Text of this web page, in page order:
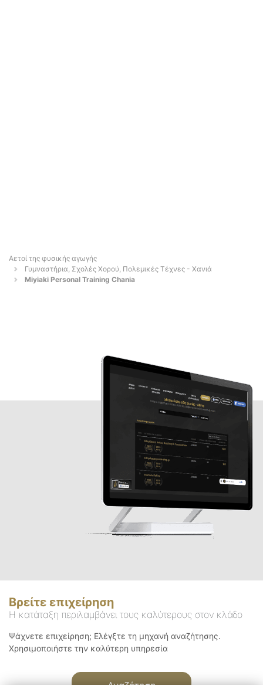
Αετοί της φυσικής αγωγής
Γυμναστήρια, Σχολές Χορού, Πολεμικές Τέχνες - Χανιά
Miyiaki Personal Training Chania
Βρείτε επιχείρηση
Η κατάταξη περιλαμβάνει τους καλύτερους στον κλάδο
Ψάχνετε επιχείρηση; Ελέγξτε τη μηχανή αναζήτησης.
Χρησιμοποιήστε την καλύτερη υπηρεσία